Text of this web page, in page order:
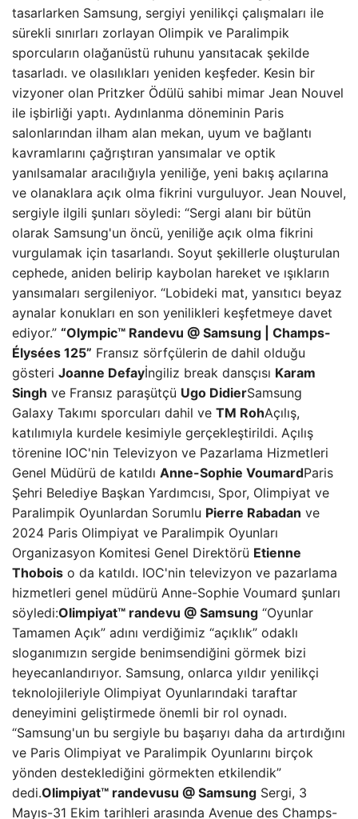
tasarlarken Samsung, sergiyi yenilikçi çalışmaları ile
sürekli sınırları zorlayan Olimpik ve Paralimpik
sporcuların olağanüstü ruhunu yansıtacak şekilde
tasarladı. ve olasılıkları yeniden keşfeder. Kesin bir
vizyoner olan Pritzker Ödülü sahibi mimar Jean Nouvel
ile işbirliği yaptı. Aydınlanma döneminin Paris
salonlarından ilham alan mekan, uyum ve bağlantı
kavramlarını çağrıştıran yansımalar ve optik
yanılsamalar aracılığıyla yeniliğe, yeni bakış açılarına
ve olanaklara açık olma fikrini vurguluyor. Jean Nouvel,
sergiyle ilgili şunları söyledi: “Sergi alanı bir bütün
olarak Samsung'un öncü, yeniliğe açık olma fikrini
vurgulamak için tasarlandı. Soyut şekillerle oluşturulan
cephede, aniden belirip kaybolan hareket ve ışıkların
yansımaları sergileniyor. “Lobideki mat, yansıtıcı beyaz
aynalar konukları en son yenilikleri keşfetmeye davet
ediyor.” “Olympic™️ Randevu @ Samsung | Champs-
Élysées 125” Fransız sörfçülerin de dahil olduğu
gösteri Joanne Defayİngiliz break dansçısı Karam
Singh ve Fransız paraşütçü Ugo DidierSamsung
Galaxy Takımı sporcuları dahil ve TM RohAçılış,
katılımıyla kurdele kesimiyle gerçekleştirildi. Açılış
törenine IOC'nin Televizyon ve Pazarlama Hizmetleri
Genel Müdürü de katıldı Anne-Sophie VoumardParis
Şehri Belediye Başkan Yardımcısı, Spor, Olimpiyat ve
Paralimpik Oyunlardan Sorumlu Pierre Rabadan ve
2024 Paris Olimpiyat ve Paralimpik Oyunları
Organizasyon Komitesi Genel Direktörü Etienne
Thobois o da katıldı. IOC'nin televizyon ve pazarlama
hizmetleri genel müdürü Anne-Sophie Voumard şunları
söyledi:Olimpiyat™️ randevu @ Samsung “Oyunlar
Tamamen Açık” adını verdiğimiz “açıklık” odaklı
sloganımızın sergide benimsendiğini görmek bizi
heyecanlandırıyor. Samsung, onlarca yıldır yenilikçi
teknolojileriyle Olimpiyat Oyunlarındaki taraftar
deneyimini geliştirmede önemli bir rol oynadı.
“Samsung'un bu sergiyle bu başarıyı daha da artırdığını
ve Paris Olimpiyat ve Paralimpik Oyunlarını birçok
yönden desteklediğini görmekten etkilendik”
dedi.Olimpiyat™️ randevusu @ Samsung Sergi, 3
Mayıs-31 Ekim tarihleri ​​arasında Avenue des Champs-